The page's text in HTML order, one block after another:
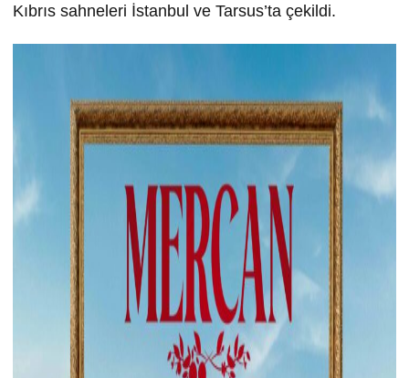
Kıbrıs sahneleri İstanbul ve Tarsus’ta çekildi.